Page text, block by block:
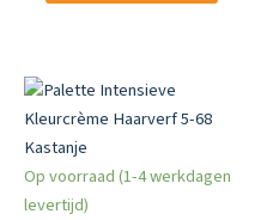
Op voorraad (1-4 werkdagen
levertijd)